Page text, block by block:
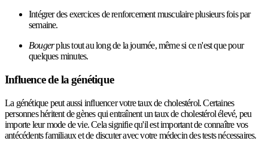
Intégrer des exercices de renforcement musculaire plusieurs fois par
semaine.
Bougerplus tout au long de la journée, même si ce n'est que pour
quelques minutes.
Influence de la génétique
La génétique peut aussi influencer votre taux de cholestérol. Certaines
personnes héritent de gènes qui entraînent un taux de cholestérol élevé, peu
importe leur mode de vie. Cela signifie qu'il est important de connaître vos
antécédents familiaux et de discuter avec votre médecin des tests nécessaires.